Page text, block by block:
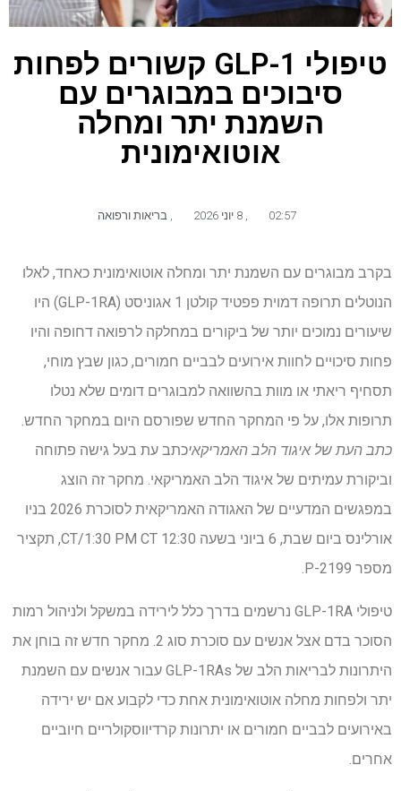
טיפולי GLP-1 קשורים לפחות
סיבוכים במבוגרים עם
השמנת יתר ומחלה
אוטואימונית
02:57 בריאות ורפואה
בקרב מבוגרים עם השמנת יתר ומחלה אוטואימונית כאחד, לאלו
הנוטלים תרופה דמוית פפטיד קולטן 1 אגוניסט (GLP-1RA) היו
שיעורים נמוכים יותר של ביקורים במחלקה לרפואה דחופה והיו
פחות סיכויים לחוות אירועים לבביים חמורים, כגון שבץ מוחי,
תסחיף ריאתי או מוות בהשוואה למבוגרים דומים שלא נטלו
תרופות אלו, על פי המחקר החדש שפורסם היום במחקר החדש.
כתב העת של איגוד הלב האמריקאיכתב עת בעל גישה פתוחה
וביקורת עמיתים של איגוד הלב האמריקאי. מחקר זה הוצג
במפגשים המדעיים של האגודה האמריקאית לסוכרת 2026 בניו
אורלינס ביום שבת, 6 ביוני בשעה 12:30 CT/1:30 PM CT, תקציר
מספר 2199-P.
טיפולי GLP-1RA נרשמים בדרך כלל לירידה במשקל ולניהול רמות
הסוכר בדם אצל אנשים עם סוכרת סוג 2. מחקר חדש זה בוחן את
היתרונות לבריאות הלב של GLP-1RAs עבור אנשים עם השמנת
יתר ולפחות מחלה אוטואימונית אחת כדי לקבוע אם יש ירידה
באירועים לבביים חמורים או יתרונות קרדיווסקולריים חיוביים
אחרים.